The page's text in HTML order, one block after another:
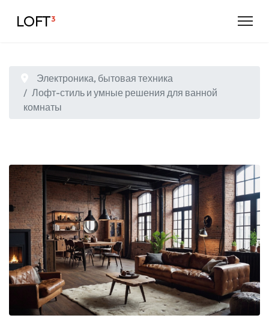
LOFT³
Электроника, бытовая техника
Лофт-стиль и умные решения для ванной
комнаты